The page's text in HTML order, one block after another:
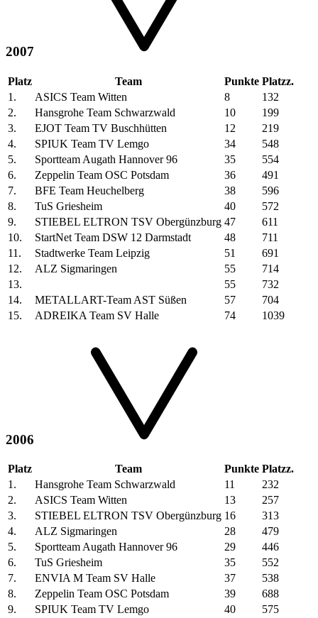
2007
Platz Team Punkte Platzz.
1.
ASICS Team Witten 8
132
2.
Hansgrohe Team Schwarzwald 10
199
3.
EJOT Team TV Buschhütten 12
219
4.
SPIUK Team TV Lemgo 34
548
5.
Sportteam Augath Hannover 96 35
554
6.
Zeppelin Team OSC Potsdam 36
491
7.
BFE Team Heuchelberg 38
596
8.
TuS Griesheim 40
572
9.
STIEBEL ELTRON TSV Obergünzburg 47
611
10.
StartNet Team DSW 12 Darmstadt 48
711
11.
Stadtwerke Team Leipzig 51
691
12.
ALZ Sigmaringen 55
714
13.
55
732
14.
METALLART-Team AST Süßen 57
704
15.
ADREIKA Team SV Halle 74 1039
2006
Platz Team Punkte Platzz.
1.
Hansgrohe Team Schwarzwald 11
232
2.
ASICS Team Witten 13
257
3.
STIEBEL ELTRON TSV Obergünzburg 16
313
4.
ALZ Sigmaringen 28
479
5.
Sportteam Augath Hannover 96 29
446
6.
TuS Griesheim 35
552
7.
ENVIA M Team SV Halle 37
538
8.
Zeppelin Team OSC Potsdam 39
688
9.
SPIUK Team TV Lemgo 40
575